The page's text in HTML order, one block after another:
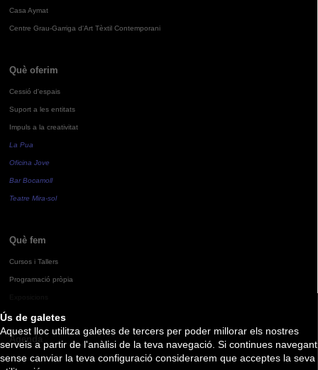
Ús de galetes
Aquest lloc utilitza galetes de tercers per poder millorar els nostres
serveis a partir de l'anàlisi de la teva navegació. Si continues navegant
sense canviar la teva configuració considerarem que acceptes la seva
Casa Aymat
Centre Grau-Garriga d'Art Tèxtil Contemporani
Què oferim
Cessió d'espais
Suport a les entitats
Impuls a la creativitat
La Pua
Oficina Jove
Bar Bocamoll
Teatre Mira-sol
Què fem
Cursos i Tallers
Programació pròpia
Agenda